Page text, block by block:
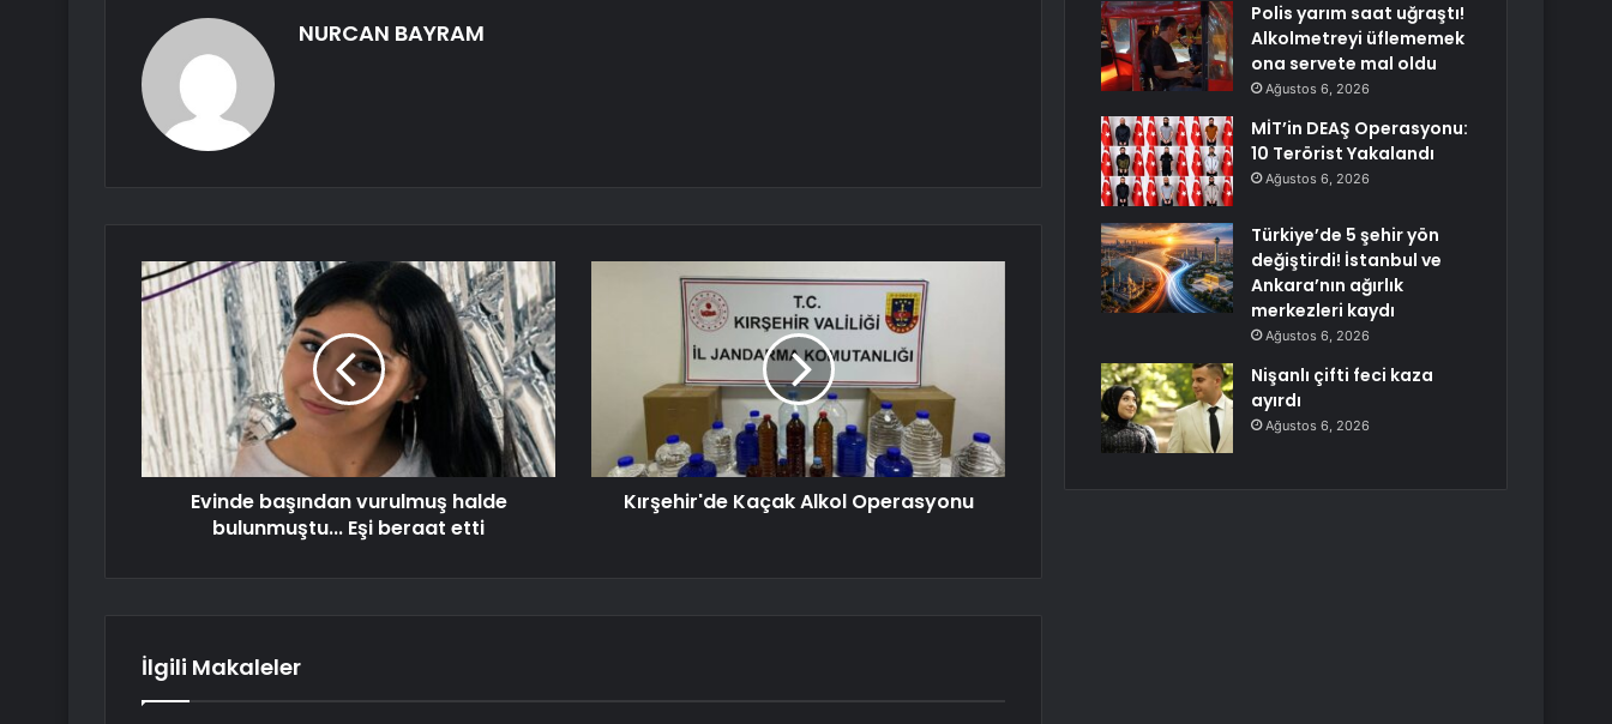
NURCAN BAYRAM
Evinde başından vurulmuş halde
bulunmuştu... Eşi beraat etti
Kırşehir'de Kaçak Alkol Operasyonu
İlgili Makaleler
Polis yarım saat uğraştı!
Alkolmetreyi üflememek
ona servete mal oldu
Ağustos 6, 2026
MİT’in DEAŞ Operasyonu:
10 Terörist Yakalandı
Ağustos 6, 2026
Türkiye’de 5 şehir yön
değiştirdi! İstanbul ve
Ankara’nın ağırlık
merkezleri kaydı
Ağustos 6, 2026
Nişanlı çifti feci kaza
ayırdı
Ağustos 6, 2026